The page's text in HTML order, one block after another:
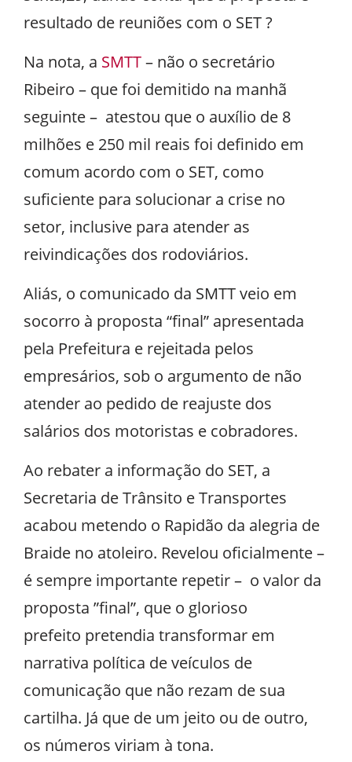
resultado de reuniões com o SET ?
Na nota, a SMTT– não o secretário
Ribeiro – que foi demitido na manhã
seguinte – atestou que o auxílio de 8
milhões e 250 mil reais foi definido em
comum acordo com o SET, como
suficiente para solucionar a crise no
setor, inclusive para atender as
reivindicações dos rodoviários.
Aliás, o comunicado da SMTT veio em
socorro à proposta “final” apresentada
pela Prefeitura e rejeitada pelos
empresários, sob o argumento de não
atender ao pedido de reajuste dos
salários dos motoristas e cobradores.
Ao rebater a informação do SET, a
Secretaria de Trânsito e Transportes
acabou metendo o Rapidão da alegria de
Braide no atoleiro. Revelou oficialmente –
é sempre importante repetir – o valor da
proposta ”final”, que o glorioso
prefeito pretendia transformar em
narrativa política de veículos de
comunicação que não rezam de sua
cartilha. Já que de um jeito ou de outro,
os números viriam à tona.